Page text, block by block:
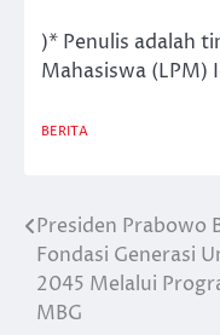
)* Penulis adalah
Mahasiswa (LPM)
BERITA
Post
navigation
Presiden Prabowo
Fondasi Generasi
2045 Melalui
MBG